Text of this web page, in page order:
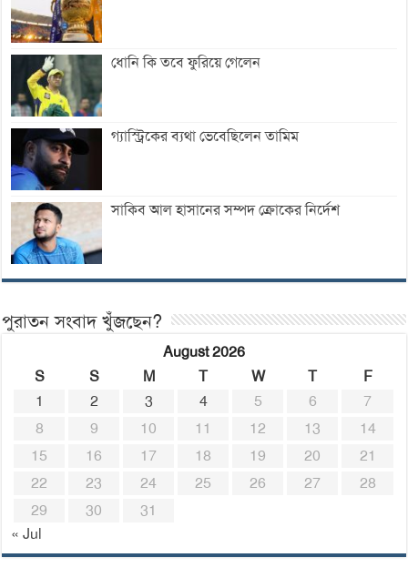
ধোনি কি তবে ফুরিয়ে গেলেন
গ্যাস্ট্রিকের ব্যথা ভেবেছিলেন তামিম
সাকিব আল হাসানের সম্পদ ক্রোকের নির্দেশ
পুরাতন সংবাদ খুঁজছেন?
August 2026
S
S M T W T
F
1
2 3 4 5 6
7
8
9 10 11 12 13
14
15
16 17 18 19 20
21
22
23 24 25 26 27
28
29
30
31
« Jul